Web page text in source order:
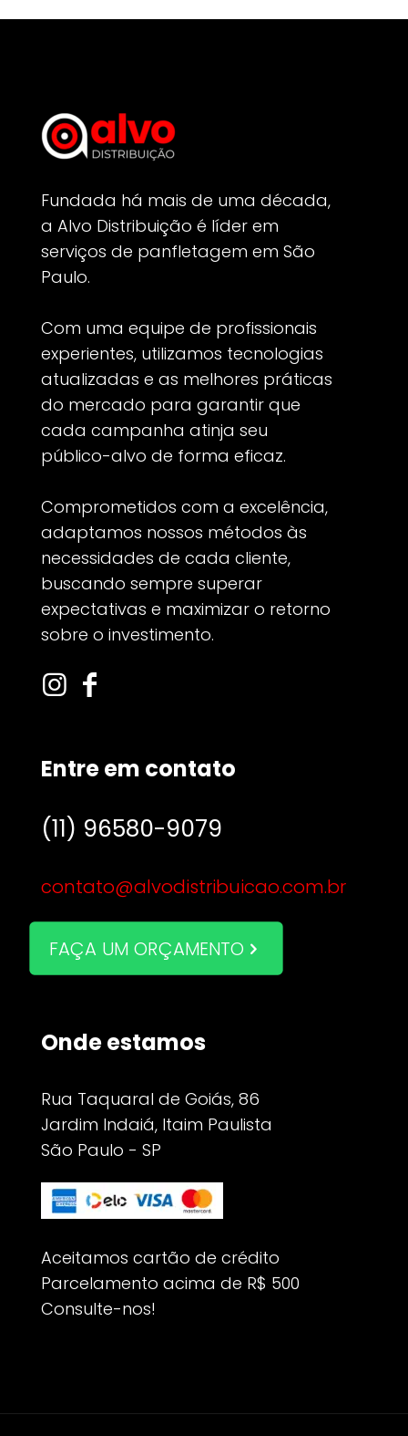
Fundada há mais de uma década,
a Alvo Distribuição é líder em
serviços de panfletagem em São
Paulo.
Com uma equipe de profissionais
experientes, utilizamos tecnologias
atualizadas e as melhores práticas
do mercado para garantir que
cada campanha atinja seu
público-alvo de forma eficaz.
Comprometidos com a excelência,
adaptamos nossos métodos às
necessidades de cada cliente,
buscando sempre superar
expectativas e maximizar o retorno
sobre o investimento.
Entre em contato
(11) 96580-9079
contato@alvodistribuicao.com.br
FAÇA UM ORÇAMENTO
Onde estamos
Rua Taquaral de Goiás, 86
Jardim Indaiá, Itaim Paulista
São Paulo - SP
Aceitamos cartão de crédito
Parcelamento acima de R$ 500
Consulte-nos!